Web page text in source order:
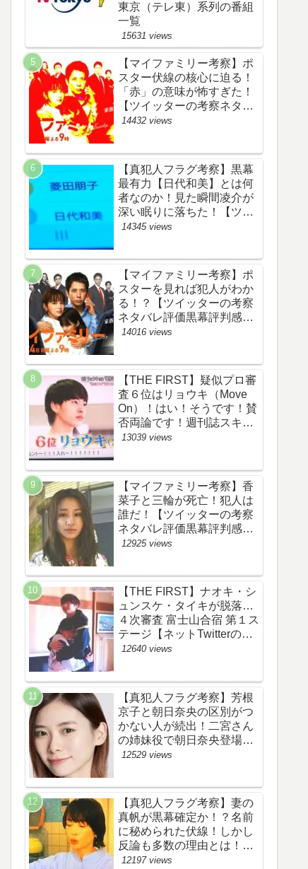
東京（テレ東）系列の番組
一覧
15631 views
【マイファミリー考察】ポ
スター伏線の核心に迫る！
「赤」の意味が怖すぎた！
【ツイッターの考察ネタバ
レ評価黒幕評判感想批判原
14432 views
【真犯人フラグ考察】黒幕
最有力【日代和美】とは何
者なのか！見た瞬間凌介が
深い眠りに落ちた！【ツイ
ッターの考察ネタバレ感想
14345 views
【マイファミリー考察】ポ
スターを見れば犯人がわか
る！？【ツイッターの考察
ネタバレ評価黒幕評判感想
批判原作犯人キャスト脚本
14016 views
【THE FIRST】疑似プロ審
査６位はリョウキ（Move
On）！はい！そうです！賛
否両論です！週刊誌スキャ
ンダルの件も尾を引いてま
め・スッキリ・
BE:FIRST・ビーファース
ト】
13039 views
【マイファミリー考察】香
菜子と三輪が死亡！犯人は
誰だ！【ツイッターの考察
ネタバレ評価黒幕評判感想
批判原作犯人キャスト脚本
12925 views
【THE FIRST】ナオキ・シ
ュンスケ・タイキが脱落…
４次審査 富士山合宿 第１ス
テージ【ネットTwitterのネ
タバレ感想考察評価評判ま
ァースト】
12640 views
【真犯人フラグ考察】芳根
京子と朝日奈央の区別がつ
かない人が続出！二宮さん
の姉妹役で朝日奈央登場
か！【ネット・ツイッター
ト黒幕伏線まとめ】
12529 views
【真犯人フラグ考察】妻の
真帆が黒幕確定か！？名前
に秘められた伏線！しかし
反論も多数の理由とは！
【ネット・ツイッターの考
12197 views